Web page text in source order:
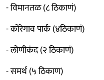
- विमानतळ (८ ठिकाणं)
- कोरेगाव पार्क (४ठिकाणं)
- लोणीकंद (२ ठिकाणं)
- समर्थ (५ ठिकाण)